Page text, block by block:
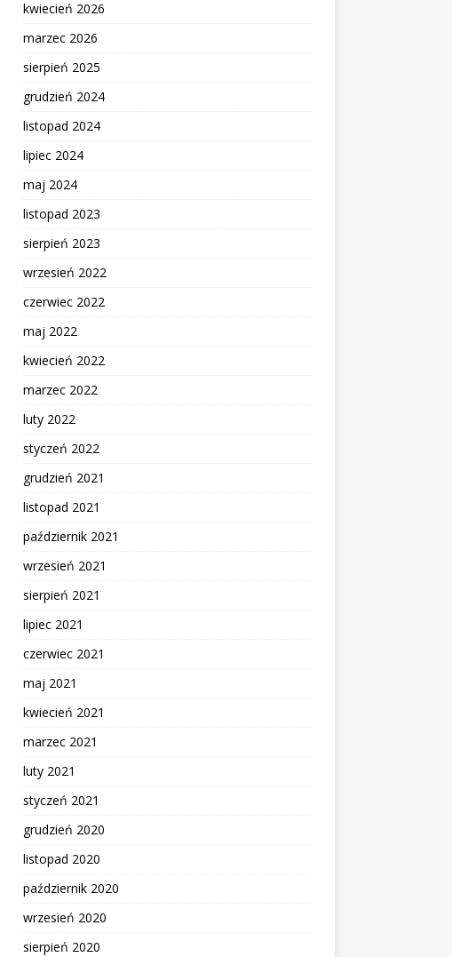
kwiecień 2026
marzec 2026
sierpień 2025
grudzień 2024
listopad 2024
lipiec 2024
maj 2024
listopad 2023
sierpień 2023
wrzesień 2022
czerwiec 2022
maj 2022
kwiecień 2022
marzec 2022
luty 2022
styczeń 2022
grudzień 2021
listopad 2021
październik 2021
wrzesień 2021
sierpień 2021
lipiec 2021
czerwiec 2021
maj 2021
kwiecień 2021
marzec 2021
luty 2021
styczeń 2021
grudzień 2020
listopad 2020
październik 2020
wrzesień 2020
sierpień 2020